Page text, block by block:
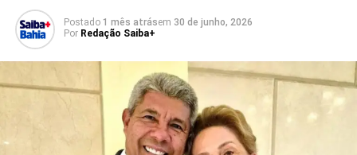
Postado 1 mês atrásem 30 de junho, 2026
Por Redação Saiba+